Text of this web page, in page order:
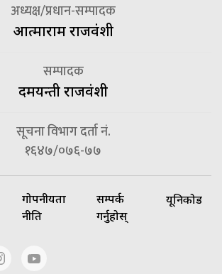
अध्यक्ष/प्रधान-सम्पादक
आत्माराम राजवंशी
सम्पादक
दमयन्ती राजवंशी
सूचना विभाग दर्ता नं.
१६४७/०७६-७७
गोपनीयता
नीति
सम्पर्क
गर्नुहोस्
यूनिकोड